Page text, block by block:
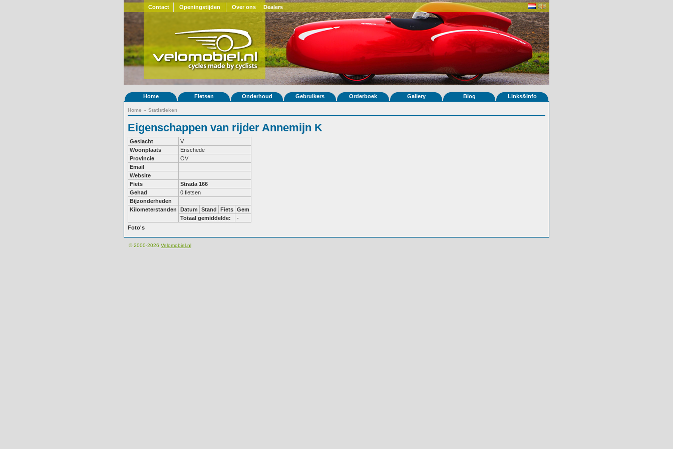
Contact Openingstijden Over ons Dealers
Home Fietsen Onderhoud Gebruikers Orderboek Gallery Blog Links&Info
Home » Statistieken
Eigenschappen van rijder Annemijn K
Geslacht
V
Woonplaats
Enschede
Provincie
OV
Email
Website
Fiets
Strada 166
Gehad
0 fietsen
Bijzonderheden
Kilometerstanden
Datum Stand Fiets Gem
Totaal gemiddelde:
-
Foto's
© 2000-2026 Velomobiel.nl